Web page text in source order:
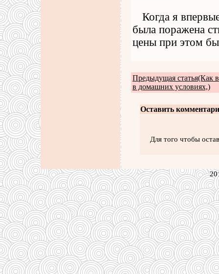
Когда я
была поражена
цены при этом
Предыдущая статья(Как
в домашних условиях,)
Оставить
Для того чтобы